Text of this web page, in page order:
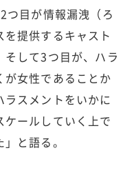
目が情報漏洩（ろ
提供するキャスト
して3つ目が、ハラ
女性であることか
スメントをいかに
ールしていく上で
と語る。